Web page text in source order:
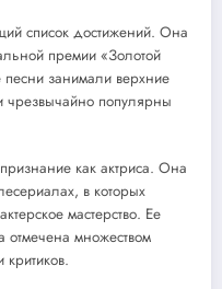
список достижений. Она
премии «Золотой
занимали верхние
чрезвычайно популярны
как актриса. Она
в которых
мастерство. Ее
множеством